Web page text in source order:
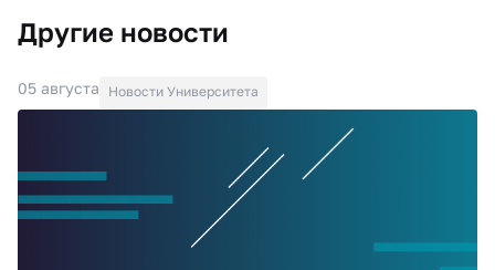
Другие новости
05 августа Новости Университета